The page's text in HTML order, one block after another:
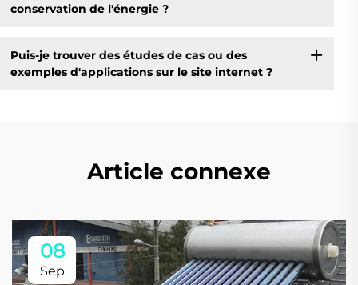
conservation de l'énergie ?
Puis-je trouver des études de cas ou des
exemples d'applications sur le site internet ?
Article connexe
08
Sep